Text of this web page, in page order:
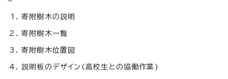
寄附樹木の説明
寄附樹木一覧
寄附樹木位置図
説明板のデザイン(高校生との協働作業)